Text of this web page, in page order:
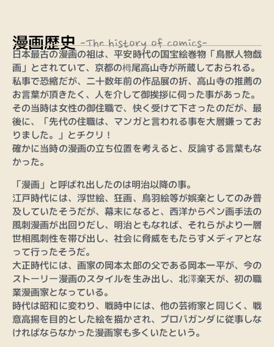
漫画歴史 -The history of comics-
日本最古の漫画の祖は、平安時代の国宝絵巻物「鳥獣人物戯
画」とされていて、京都の栂尾高山寺が所蔵しておられる。
私事で恐縮だが、二十数年前の作品展の折、高山寺の推薦の
お言葉が頂きたく、人を介して御挨拶に伺った事があった。
その当時は女性の御住職で、快く受けて下さったのだが、最
後に、「先代の住職は、マンガと言われる事を大層嫌ってお
りました。」とチクリ！
確かに当時の漫画の立ち位置を考えると、反論する言葉もな
かった。
「漫画」と呼ばれ出したのは明治以降の事。
江戸時代には、浮世絵、狂画、鳥羽絵等が娯楽としてのみ普
及していたそうだが、幕末になると、西洋からペン画手法の
風刺漫画が出回りだし、明治ともなれば、それらがより一層
世相風刺性を帯び出し、社会に脅威をもたらすメディアとな
って行ったそうだ。
大正時代には、画家の岡本太郎の父である岡本一平が、今の
ストーリー漫画のスタイルを生み出し、北澤楽天が、初の職
業漫画家となっている。
時代は昭和に変わり、戦時中には、他の芸術家と同じく、戦
意高揚を目的とした絵を描かされ、プロパガンダに従事しな
ければならなかった漫画家も多くいたという。